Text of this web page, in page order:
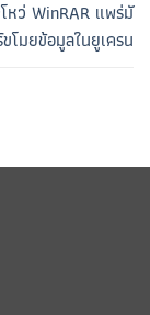
หว่ WinRAR แพร่มั
โมยข้อมูลในยูเครน